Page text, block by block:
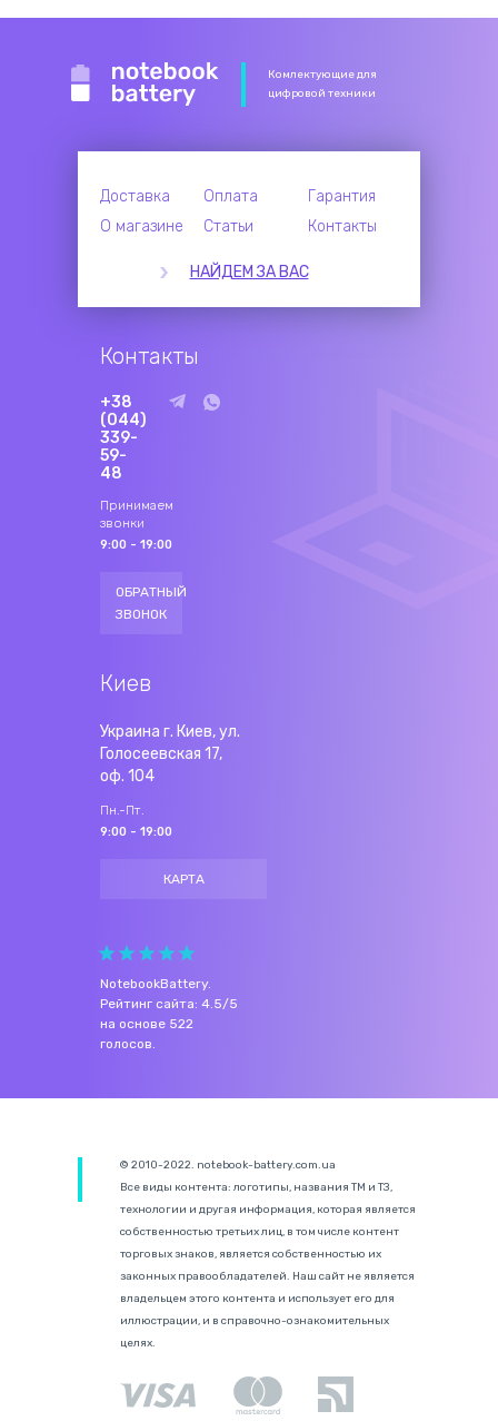
Комлектующие для
цифровой техники
Доставка Оплата
Гарантия
О магазине
Статьи Контакты
НАЙДЕМ ЗА ВАС
Контакты
+38
(044)
339-
59-
48
Принимаем
звонки
9:00 - 19:00
ОБРАТНЫЙ
ЗВОНОК
Киев
Украина г. Киев, ул.
Голосеевская 17,
оф. 104
Пн.-Пт.
9:00 - 19:00
КАРТА
NotebookBattery.
Рейтинг сайта: 4.5/5
на основе 522
голосов.
© 2010-2022. notebook-battery.com.ua
Все виды контента: логотипы, названия ТМ и ТЗ,
технологии и другая информация, которая является
собственностью третьих лиц, в том числе контент
торговых знаков, является собственностью их
законных правообладателей. Наш сайт не является
владельцем этого контента и использует его для
иллюстрации, и в справочно-ознакомительных
целях.